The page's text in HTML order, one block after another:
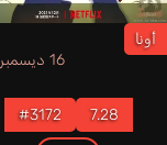
أونا
16 ديسمبر
7.28
#3172